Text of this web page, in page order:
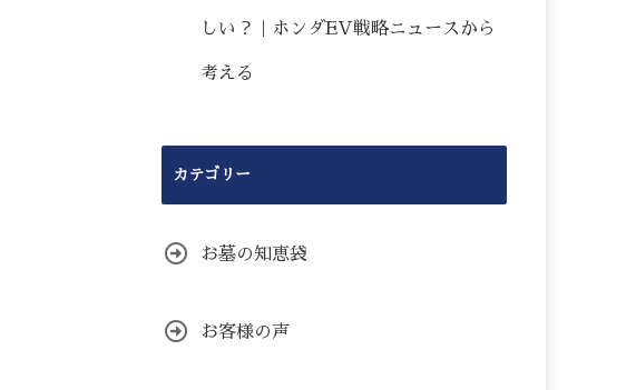
しい？｜ホンダEV戦略ニュースから
考える
カテゴリー
お墓の知恵袋
お客様の声